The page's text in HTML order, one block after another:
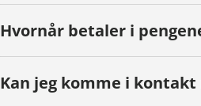
Hvornår betaler i
Kan jeg komme i kontakt